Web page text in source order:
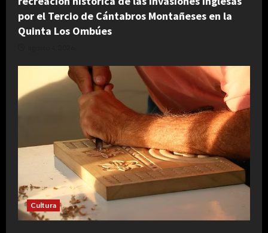
por el Tercio de Cántabros Montañeses en la
Quinta Los Ombúes
Cultura